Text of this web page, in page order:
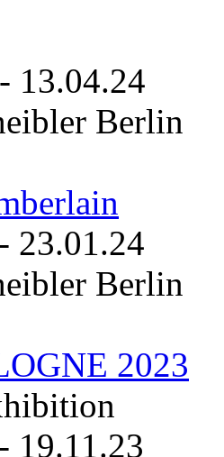
- 13.04.24
Berlin
- 23.01.24
Berlin
2023
- 19.11.23